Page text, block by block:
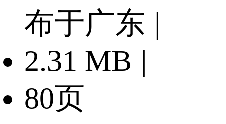
布于广东 |
2.31 MB |
80页